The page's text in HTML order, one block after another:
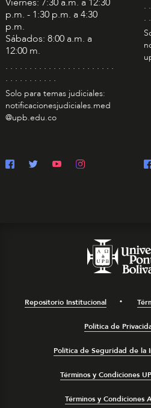
p.m. - 1:30 p.m. a 4:30
p.m.
Sábados: 8:00 a.m. a
12:00 m.
. . . . . . . . . . . . . . . . . . . . . . .
. . . . . . . . . . .
Solo para temas judiciales:
notificacionesjudiciales.med
@upb.edu.co
.
.
Repositorio Institucional
Política de
Política de Seguridad de la
Términos y Condiciones
Términos y Condiciones